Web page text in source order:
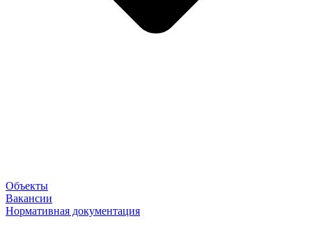
Объекты
Вакансии
Нормативная документация